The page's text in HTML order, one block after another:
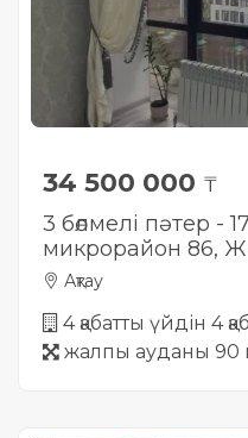
34 500 000 ₸
3 бөлмелі пәтер -
микрорайон 86,
Ақтау
4 қабатты үйдін 4
жалпы ауданы 90